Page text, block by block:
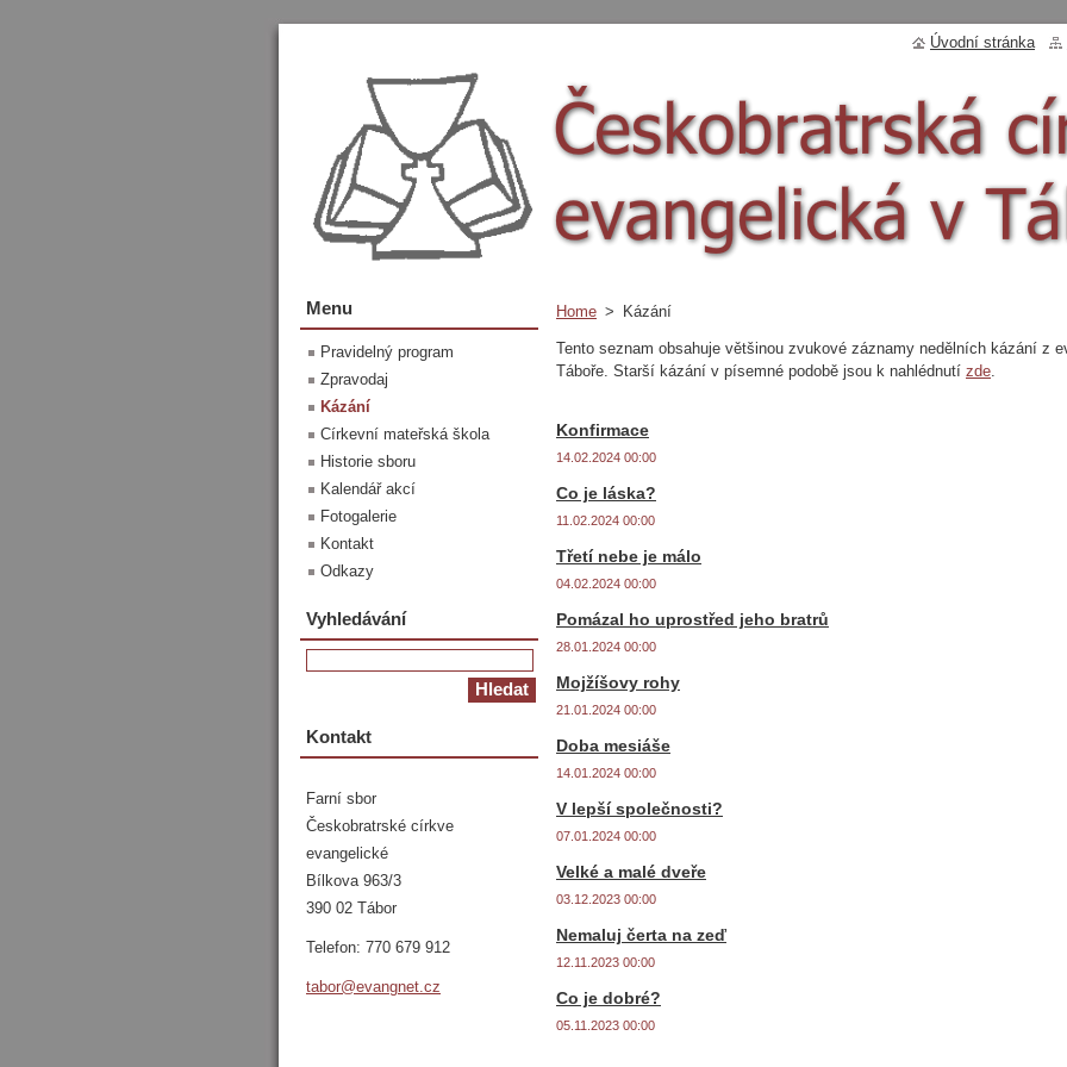
Home > Kázání
Tento seznam obsahuje většinou zvukové záznamy nedělních kázání z
Táboře. Starší kázání v písemné podobě jsou k nahlédnutí zde.
Konfirmace
14.02.2024 00:00
Co je láska?
11.02.2024 00:00
Třetí nebe je málo
04.02.2024 00:00
Pomázal ho uprostřed jeho bratrů
28.01.2024 00:00
Mojžíšovy rohy
21.01.2024 00:00
Doba mesiáše
14.01.2024 00:00
V lepší společnosti?
07.01.2024 00:00
Velké a malé dveře
03.12.2023 00:00
Nemaluj čerta na zeď
12.11.2023 00:00
Co je dobré?
05.11.2023 00:00
Menu
Pravidelný program
Zpravodaj
Kázání
Církevní mateřská škola
Historie sboru
Kalendář akcí
Fotogalerie
Kontakt
Odkazy
Vyhledávání
Kontakt
Farní sbor
Českobratrské církve
evangelické
Bílkova 963/3
390 02 Tábor
Telefon: 770 679 912
tabor@evangnet.cz
Úvodní stránka